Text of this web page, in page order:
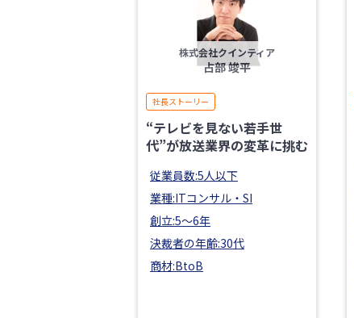
株式会社クインティア
占部 竣平
社長ストーリー
“テレビを見ない若手世
代”が放送業界の変革に挑む
従業員数:5人以下
業種:ITコンサル・SI
創立:5〜6年
決裁者の年齢:30代
商材:BtoB